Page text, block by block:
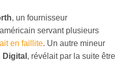
, un fournisseur
servant plusieurs
en faillite. Un autre mineur
Digital , révélait par la suite être